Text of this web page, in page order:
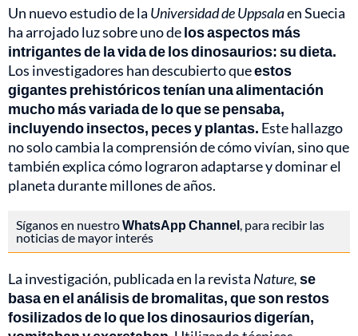
Un nuevo estudio de la Universidad de Uppsalaen Suecia
ha arrojado luz sobre uno delos aspectos más
intrigantes de la vida de los dinosaurios: su dieta.
Los investigadores han descubierto queestos
gigantes prehistóricos tenían una alimentación
mucho más variada de lo que se pensaba,
incluyendo insectos, peces y plantas. Este hallazgo
no solo cambia la comprensión de cómo vivían, sino que
también explica cómo lograron adaptarse y dominar el
planeta durante millones de años.
Síganos en nuestroWhatsApp Channel, para recibir las
noticias de mayor interés
La investigación, publicada en la revista Nature,se
basa en el análisis de bromalitas, que son restos
fosilizados de lo que los dinosaurios digerían,